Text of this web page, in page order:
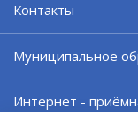
Контакты
Муниципальное
Интернет -
Официальный
образования
на ресурс